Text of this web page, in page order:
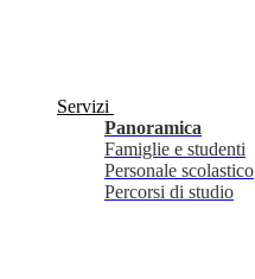
Servizi
Panoramica
Famiglie e studenti
Personale scolastico
Percorsi di studio